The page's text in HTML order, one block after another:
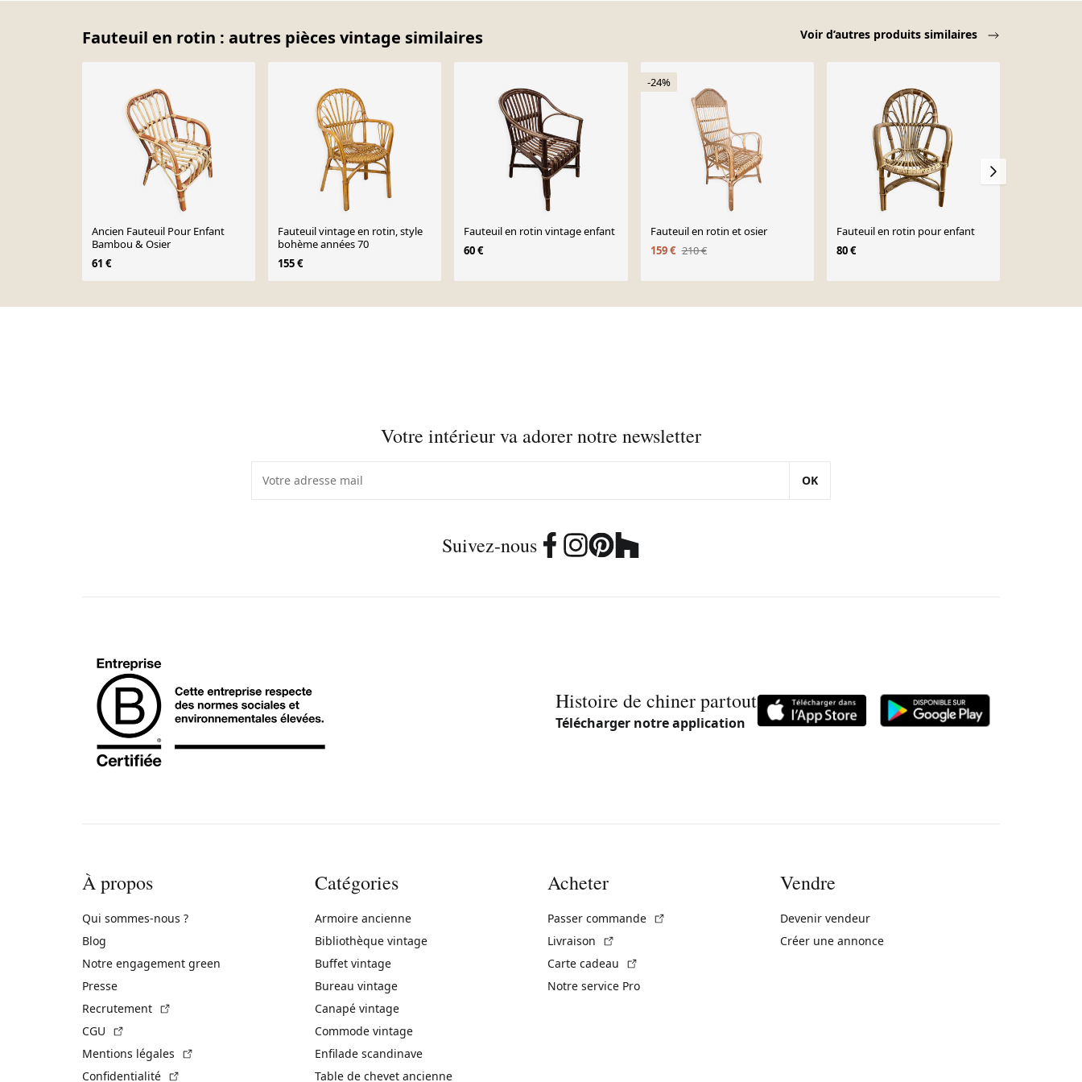
Fauteuil en rotin : autres pièces vintage similaires Voir d’autres produits similaires
Ancien Fauteuil Pour Enfant
Bambou & Osier
61 €
Fauteuil vintage en rotin, style
bohème années 70
155 €
Fauteuil en rotin vintage enfant
60 €
-24%
Fauteuil en rotin et osier
159 € 210 €
Fauteuil en rotin pour enfant
80 €
Votre intérieur va adorer notre newsletter
OK
Suivez-nous
Histoire de chiner partout
Télécharger notre application
À propos
Qui sommes-nous ?
Blog
Notre engagement green
Presse
Recrutement
CGU
Mentions légales
Confidentialité
Catégories
Armoire ancienne
Bibliothèque vintage
Buffet vintage
Bureau vintage
Canapé vintage
Commode vintage
Enfilade scandinave
Table de chevet ancienne
Acheter
Passer commande
Livraison
Carte cadeau
Notre service Pro
Vendre
Devenir vendeur
Créer une annonce